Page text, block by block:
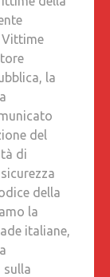
Vittime
la
del
di
della
la
italiane,
sulla